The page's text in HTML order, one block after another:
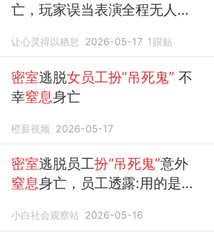
亡，玩家误当表演全程无人施
让心灵得以栖息 2026-05-17 1 跟贴
密室逃脱女员工扮“吊死鬼” 不
幸窒息身亡
橙薪视频 2026-05-17
密室逃脱员工扮“吊死鬼”意外
窒息身亡，员工透露:用的是真
失去意识，前员工:表演地无监
小白社会观察站 2026-05-16